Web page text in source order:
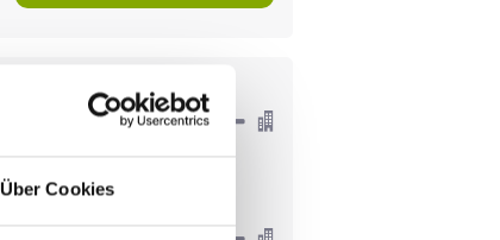
Über Cookies
€ 798
€ 1117